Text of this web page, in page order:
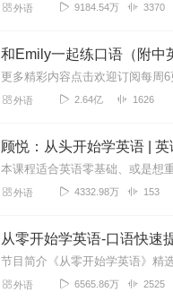
外语 9184.54万 3370
和Emily一起练口语（附中
外语 2.64亿 1626
外语 4332.98万 153
从零开始学英语-口语快速
外语 6565.86万 2525